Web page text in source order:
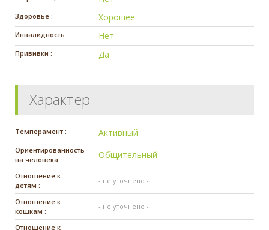
Здоровье : Хорошее
Инвалидность : Нет
Прививки : Да
Характер
Темперамент : Активный
Ориентированность
на человека :
Общительный
Отношение к
детям :
- не уточнено -
Отношение к
кошкам :
- не уточнено -
Отношение к